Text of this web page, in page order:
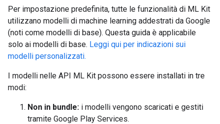
Per impostazione predefinita, tutte le funzionalità di ML Kit
utilizzano modelli di machine learning addestrati da Google
(noti come modelli di base). Questa guida è applicabile
solo ai modelli di base. Leggi qui per indicazioni sui
modelli personalizzati.
I modelli nelle API ML Kit possono essere installati in tre
modi:
Non in bundle: i modelli vengono scaricati e gestiti
tramite Google Play Services.